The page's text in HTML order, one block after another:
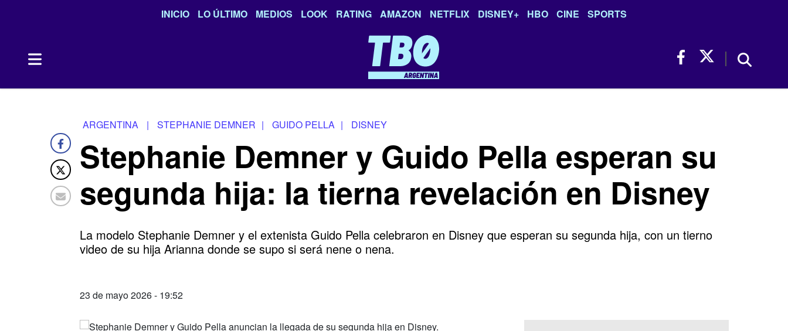
INICIO LO ÚLTIMO MEDIOS LOOK RATING AMAZON NETFLIX DISNEY+ HBO CINE SPORTS
ARGENTINA | STEPHANIE DEMNER | GUIDO PELLA | DISNEY
Stephanie Demner y Guido Pella esperan su
segunda hija: la tierna revelación en Disney
La modelo Stephanie Demner y el extenista Guido Pella celebraron en Disney que esperan su segunda hija, con un tierno
video de su hija Arianna donde se supo si será nene o nena.
23 de mayo 2026 - 19:52